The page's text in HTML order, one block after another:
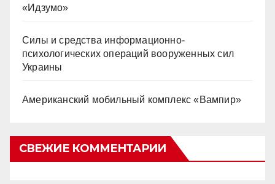
«Идзумо»
Силы и средства информационно-
психологических операций вооруженных сил
Украины
Американский мобильный комплекс «Вампир»
СВЕЖИЕ КОММЕНТАРИИ